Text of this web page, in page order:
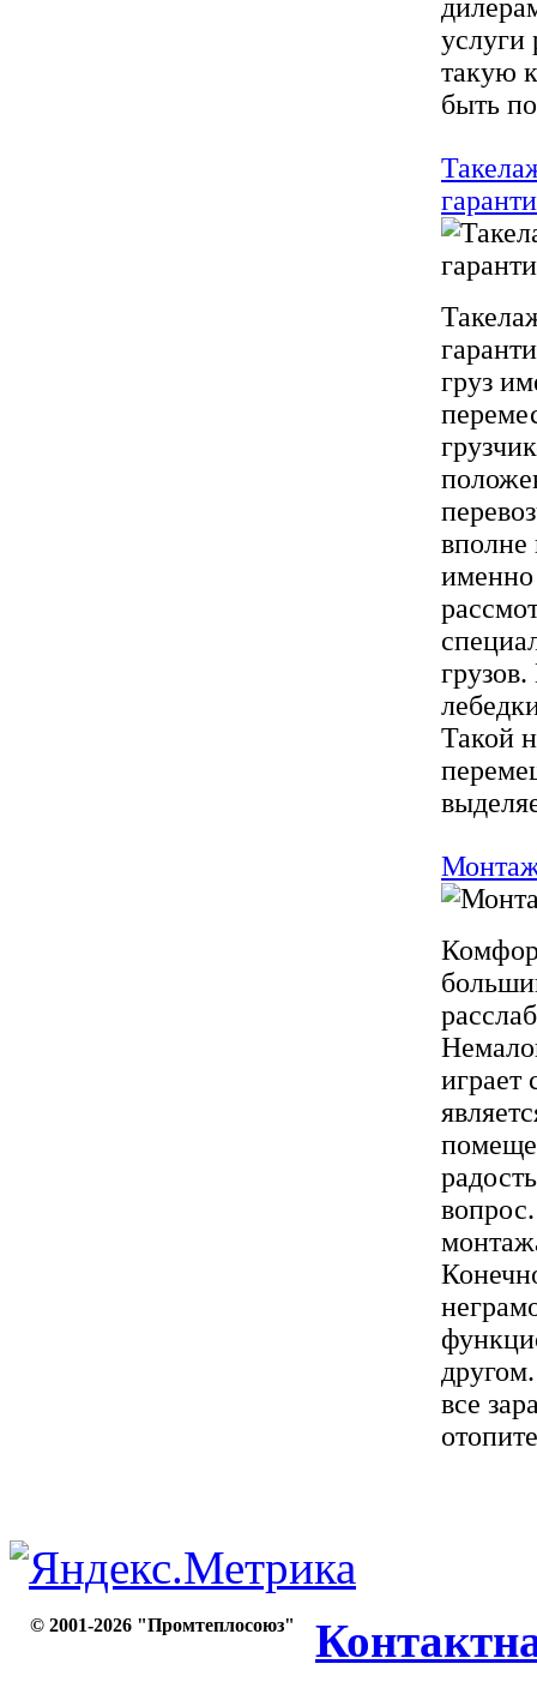
услуги
такую
быть
груз
вполне
именно
Такой
играет
все
© 2001-2026 "Промтеплосоюз"